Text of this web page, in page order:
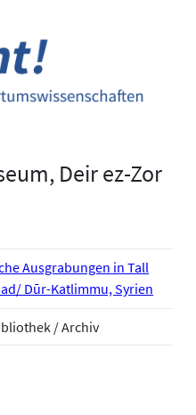
Deir ez-Zor
Ausgrabungen in Tall
Dūr-Katlimmu, Syrien
/ Archiv